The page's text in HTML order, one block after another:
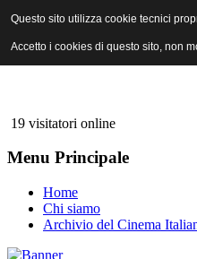
ANICA | Associazione
19 visitatori online
Menu Principale
Home
Chi siamo
Archivio del Cinema
Questo sito utilizza cookie tecnici
Accetto i cookies di questo sito, non
Questo sito utilizza cookie tecnici
Accetto i cookies di questo sito, non